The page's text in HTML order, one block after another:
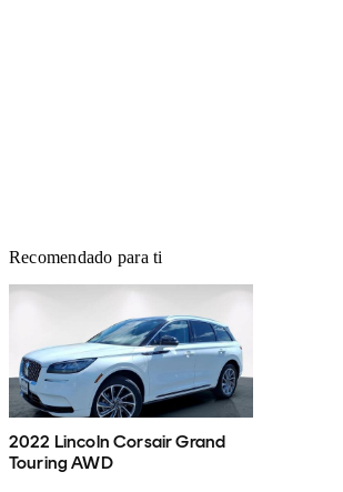
Recomendado para ti
2022 Lincoln Corsair Grand
Touring AWD